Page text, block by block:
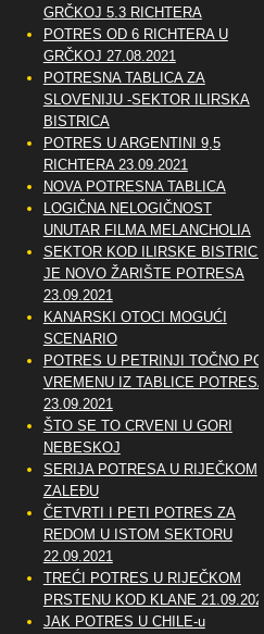
GRČKOJ 5.3 RICHTERA
POTRES OD 6 RICHTERA U
GRČKOJ 27.08.2021
POTRESNA TABLICA ZA
SLOVENIJU -SEKTOR ILIRSKA
BISTRICA
POTRES U ARGENTINI 9,5
RICHTERA 23.09.2021
NOVA POTRESNA TABLICA
LOGIČNA NELOGIČNOST
UNUTAR FILMA MELANCHOLIA
SEKTOR KOD ILIRSKE BISTRICE
JE NOVO ŽARIŠTE POTRESA
23.09.2021
KANARSKI OTOCI MOGUĆI
SCENARIO
POTRES U PETRINJI TOČNO PO
VREMENU IZ TABLICE POTRESA
23.09.2021
ŠTO SE TO CRVENI U GORI
NEBESKOJ
SERIJA POTRESA U RIJEČKOM
ZALEĐU
ČETVRTI I PETI POTRES ZA
REDOM U ISTOM SEKTORU
22.09.2021
TREĆI POTRES U RIJEČKOM
PRSTENU KOD KLANE 21.09.2021
JAK POTRES U CHILE-u